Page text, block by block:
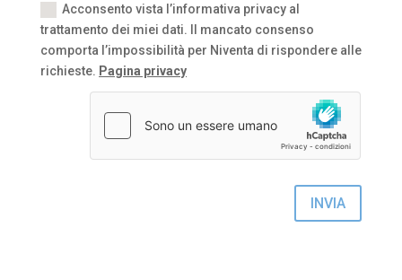
Acconsento vista l’informativa privacy al
trattamento dei miei dati. Il mancato consenso
comporta l’impossibilità per Niventa di rispondere alle
richieste. Pagina privacy
INVIA